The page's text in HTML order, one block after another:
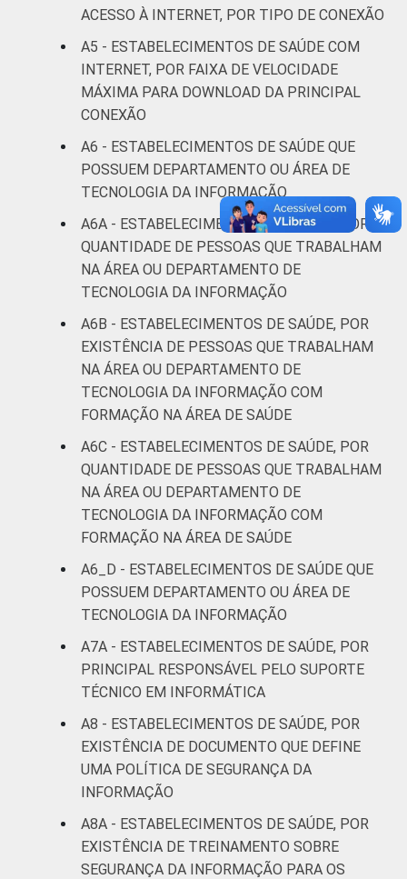
Interior 81 18
Fonte: CGI/NIC.br, Centro Regional de
Estudos para o Desenvolvimento da
Sociedade da Informação (Cetic.br),
Pesquisa sobre o uso das tecnologias de
informação e comunicação nos
estabelecimentos de saúde brasileiros - TIC
ACESSO À INTERNET, POR TIPO DE CONEXÃO
A5 - ESTABELECIMENTOS DE SAÚDE COM
INTERNET, POR FAIXA DE VELOCIDADE
MÁXIMA PARA DOWNLOAD DA PRINCIPAL
CONEXÃO
A6 - ESTABELECIMENTOS DE SAÚDE QUE
POSSUEM DEPARTAMENTO OU ÁREA DE
TECNOLOGIA DA INFORMAÇÃO
A6A - ESTABELECIMENTOS DE SAÚDE, POR
QUANTIDADE DE PESSOAS QUE TRABALHAM
NA ÁREA OU DEPARTAMENTO DE
TECNOLOGIA DA INFORMAÇÃO
A6B - ESTABELECIMENTOS DE SAÚDE, POR
EXISTÊNCIA DE PESSOAS QUE TRABALHAM
NA ÁREA OU DEPARTAMENTO DE
TECNOLOGIA DA INFORMAÇÃO COM
FORMAÇÃO NA ÁREA DE SAÚDE
A6C - ESTABELECIMENTOS DE SAÚDE, POR
QUANTIDADE DE PESSOAS QUE TRABALHAM
NA ÁREA OU DEPARTAMENTO DE
TECNOLOGIA DA INFORMAÇÃO COM
FORMAÇÃO NA ÁREA DE SAÚDE
A6_D - ESTABELECIMENTOS DE SAÚDE QUE
POSSUEM DEPARTAMENTO OU ÁREA DE
TECNOLOGIA DA INFORMAÇÃO
A7A - ESTABELECIMENTOS DE SAÚDE, POR
PRINCIPAL RESPONSÁVEL PELO SUPORTE
TÉCNICO EM INFORMÁTICA
A8 - ESTABELECIMENTOS DE SAÚDE, POR
EXISTÊNCIA DE DOCUMENTO QUE DEFINE
UMA POLÍTICA DE SEGURANÇA DA
INFORMAÇÃO
A8A - ESTABELECIMENTOS DE SAÚDE, POR
EXISTÊNCIA DE TREINAMENTO SOBRE
SEGURANÇA DA INFORMAÇÃO PARA OS